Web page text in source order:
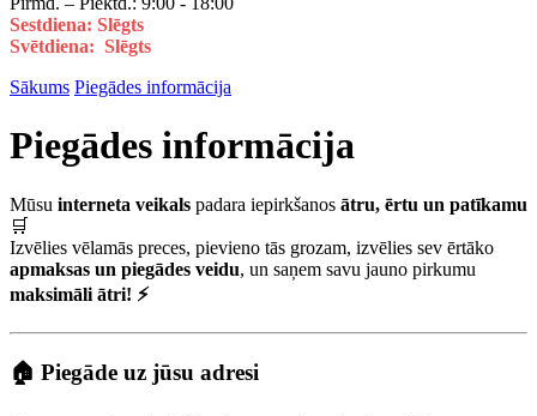
Sestdiena: Slēgts
Svētdiena: Slēgts
Sākums Piegādes informācija
Piegādes informācija
Mūsu interneta veikals padara iepirkšanos ātru, ērtu un patīkamu
🛒
Izvēlies vēlamās preces, pievieno tās grozam, izvēlies sev ērtāko
apmaksas un piegādes veidu, un saņem savu jauno pirkumu
maksimāli ātri! ⚡
🏠 Piegāde uz jūsu adresi